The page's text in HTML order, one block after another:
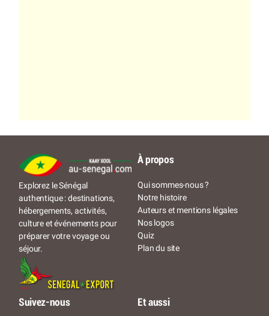
Explorez le Sénégal
authentique : destinations,
hébergements, activités,
culture et événements pour
préparer votre voyage ou
séjour.
À propos
Qui sommes-nous ?
Notre histoire
Auteurs et mentions légales
Nos logos
Quiz
Plan du site
Suivez-nous Et aussi